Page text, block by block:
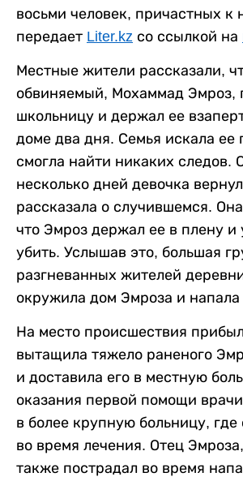
восьми человек, причастных к
передает Liter.kz со ссылкой на
Местные жители рассказали,
обвиняемый, Мохаммад Эмроз,
школьницу и держал ее
доме два дня. Семья искала ее
смогла найти никаких следов.
несколько дней девочка
рассказала о случившемся.
что Эмроз держал ее в плену и
убить. Услышав это, большая
разгневанных жителей
окружила дом Эмроза и напала
На место происшествия
вытащила тяжело раненого
и доставила его в местную
оказания первой помощи
в более крупную больницу, где
во время лечения. Отец
также пострадал во время